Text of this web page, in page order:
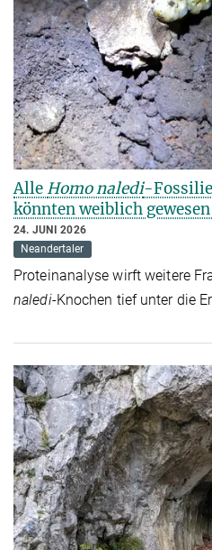
Alle Homo naledi-
könnten weiblich
24. JUNI 2026
Neandertaler
Proteinanalyse wirft weitere
naledi-Knochen tief unter die